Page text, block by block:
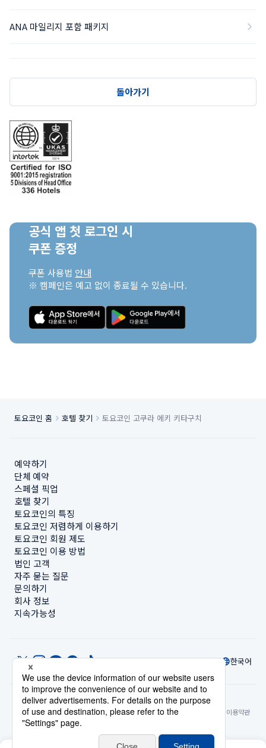
ANA 마일리지 포함 패키지
돌아가기
공식 앱 첫 로그인 시
쿠폰 증정
쿠폰 사용법 안내
※ 캠페인은 예고 없이 종료될 수 있습니다.
토요코인 홈 호텔 찾기 토요코인 고쿠라 에키 키타구치
예약하기
단체 예약
스페셜 픽업
호텔 찾기
토요코인의 특징
토요코인 저렴하게 이용하기
토요코인 회원 제도
토요코인 이용 방법
법인 고객
자주 묻는 질문
문의하기
회사 정보
지속가능성
한국어
© Toyoko Inn Co., Ltd.
개인정보 설정개인정보 보호정책특정상거래법에 관한 표기사이트 정책
숙박시설 이용약관
계정 이용 약관카드 회원 약관